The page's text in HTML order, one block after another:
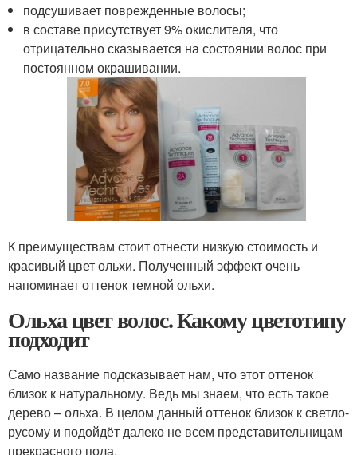
подсушивает поврежденные волосы;
в составе присутствует 9% окислителя, что
отрицательно сказывается на состоянии волос при
постоянном окрашивании.
К преимуществам стоит отнести низкую стоимость и
красивый цвет ольхи. Полученный эффект очень
напоминает оттенок темной ольхи.
Ольха цвет волос. Какому цветотипу
подходит
Само название подсказывает нам, что этот оттенок
близок к натуральному. Ведь мы знаем, что есть такое
дерево – ольха. В целом данный оттенок близок к светло-
русому и подойдёт далеко не всем представительницам
прекрасного пола.